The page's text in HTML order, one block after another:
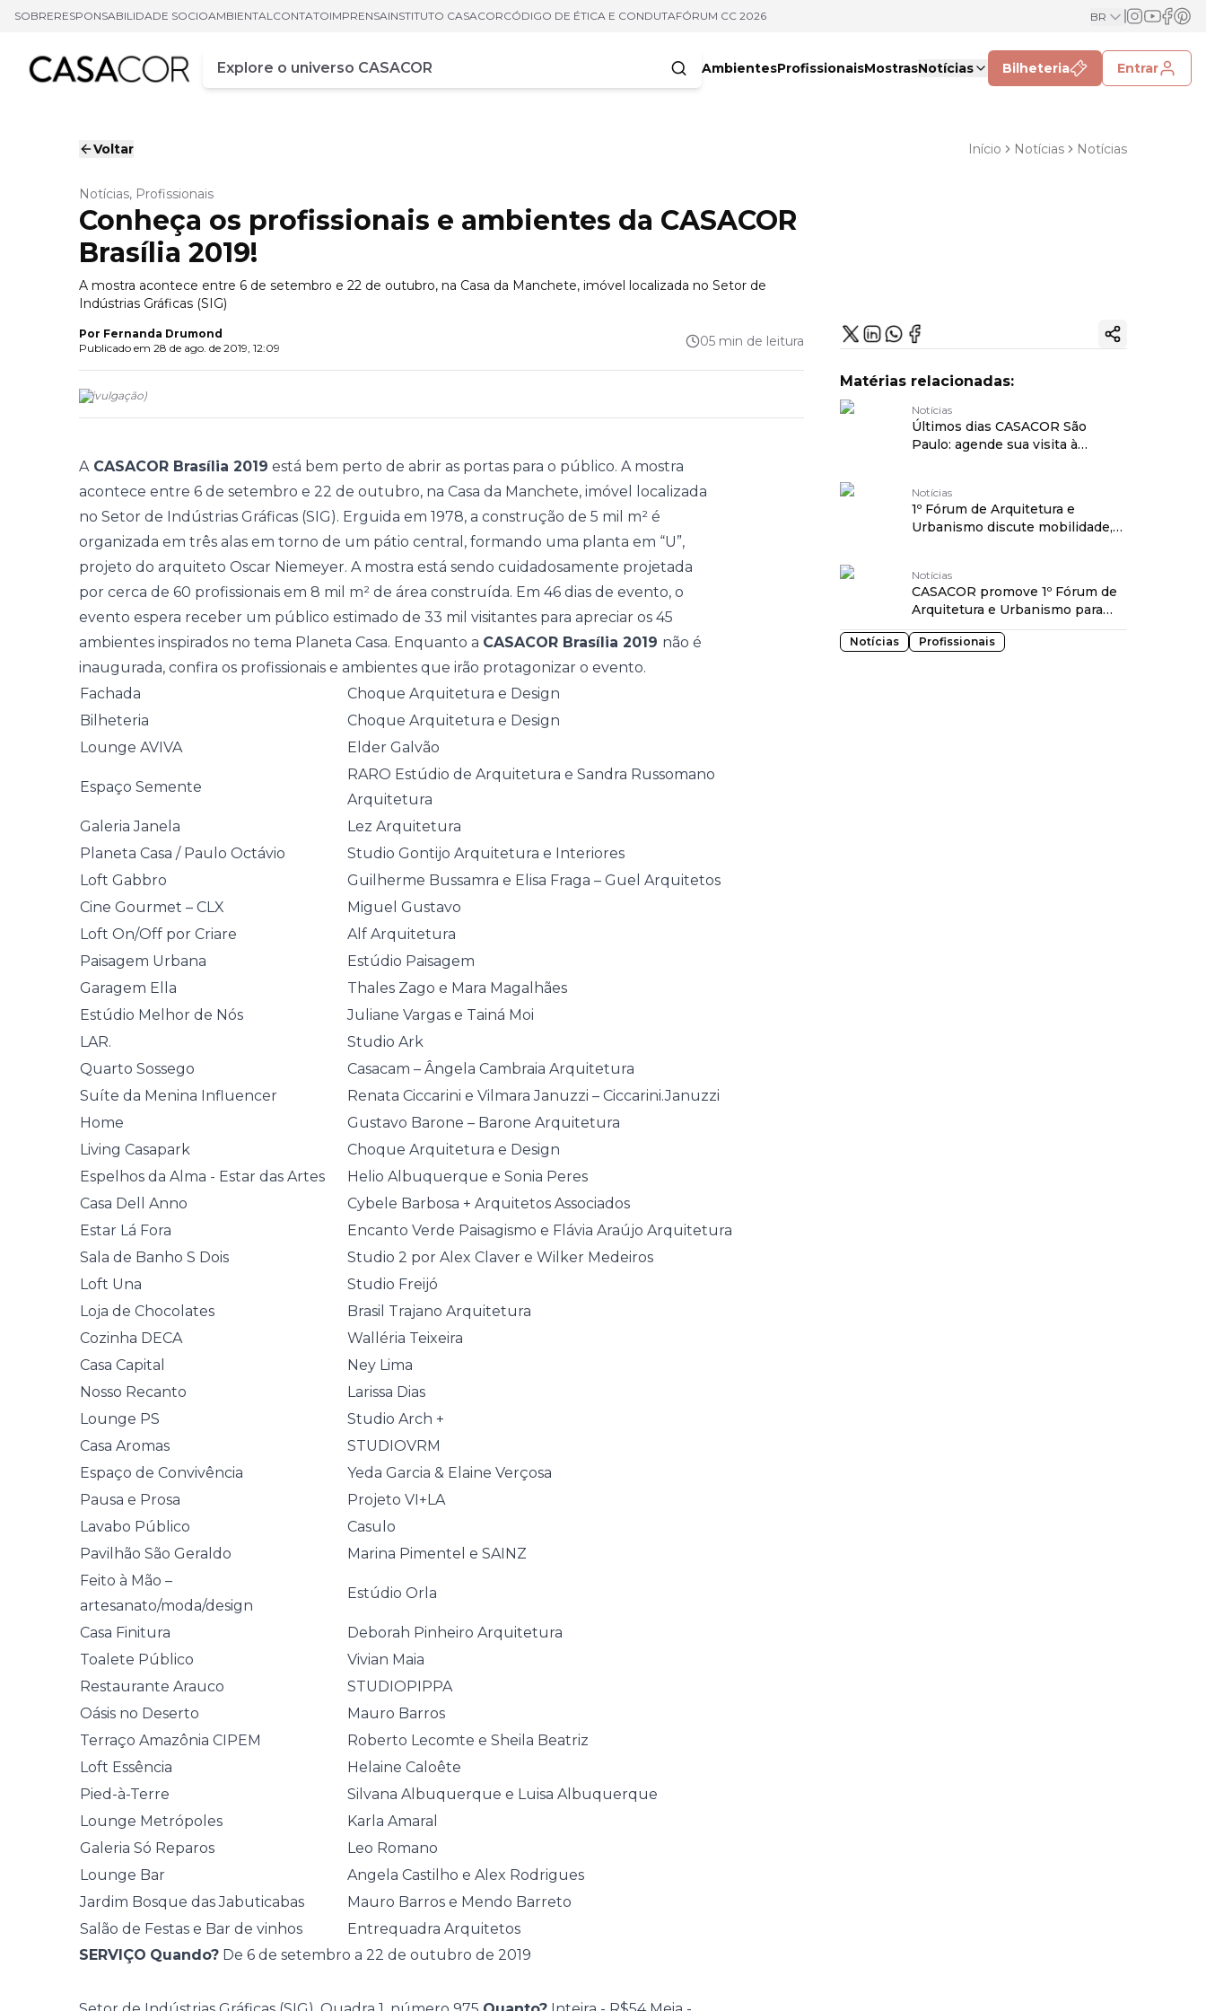
SOBRERESPONSABILIDADE SOCIOAMBIENTALCONTATOIMPRENSAINSTITUTO CASACORCÓDIGO DE ÉTICA E CONDUTAFÓRUM CC 2026 BR
Campo de busca
Digite pelo menos três caracteres
AmbientesProfissionaisMostrasNotícias Bilheteria Entrar
Voltar Início Notícias Notícias
Notícias, Profissionais
Conheça os profissionais e ambientes da CASACOR
Brasília 2019!
A mostra acontece entre 6 de setembro e 22 de outubro, na Casa da Manchete, imóvel localizada no Setor de
Indústrias Gráficas (SIG)
Por Fernanda Drumond
Publicado em 28 de ago. de 2019, 12:09 05 min de leitura
(Divulgação)
A CASACOR Brasília 2019 está bem perto de abrir as portas para o público. A mostra
acontece entre 6 de setembro e 22 de outubro, na Casa da Manchete, imóvel localizada
no Setor de Indústrias Gráficas (SIG). Erguida em 1978, a construção de 5 mil m² é
organizada em três alas em torno de um pátio central, formando uma planta em “U”,
projeto do arquiteto Oscar Niemeyer. A mostra está sendo cuidadosamente projetada
por cerca de 60 profissionais em 8 mil m² de área construída. Em 46 dias de evento, o
evento espera receber um público estimado de 33 mil visitantes para apreciar os 45
ambientes inspirados no tema Planeta Casa. Enquanto a CASACOR Brasília 2019 não é
inaugurada, confira os profissionais e ambientes que irão protagonizar o evento.
Fachada
Choque Arquitetura e Design
Bilheteria
Choque Arquitetura e Design
Lounge AVIVA
Elder Galvão
Espaço Semente
RARO Estúdio de Arquitetura e Sandra Russomano
Arquitetura
Galeria Janela
Lez Arquitetura
Planeta Casa / Paulo Octávio
Studio Gontijo Arquitetura e Interiores
Loft Gabbro
Guilherme Bussamra e Elisa Fraga – Guel Arquitetos
Cine Gourmet – CLX
Miguel Gustavo
Loft On/Off por Criare
Alf Arquitetura
Paisagem Urbana
Estúdio Paisagem
Garagem Ella
Thales Zago e Mara Magalhães
Estúdio Melhor de Nós
Juliane Vargas e Tainá Moi
LAR.
Studio Ark
Quarto Sossego
Casacam – Ângela Cambraia Arquitetura
Suíte da Menina Influencer
Renata Ciccarini e Vilmara Januzzi – Ciccarini.Januzzi
Home
Gustavo Barone – Barone Arquitetura
Living Casapark
Choque Arquitetura e Design
Espelhos da Alma - Estar das Artes
Helio Albuquerque e Sonia Peres
Casa Dell Anno
Cybele Barbosa + Arquitetos Associados
Estar Lá Fora
Encanto Verde Paisagismo e Flávia Araújo Arquitetura
Sala de Banho S Dois
Studio 2 por Alex Claver e Wilker Medeiros
Loft Una
Studio Freijó
Loja de Chocolates
Brasil Trajano Arquitetura
Cozinha DECA
Walléria Teixeira
Casa Capital
Ney Lima
Nosso Recanto
Larissa Dias
Lounge PS
Studio Arch +
Casa Aromas
STUDIOVRM
Espaço de Convivência
Yeda Garcia & Elaine Verçosa
Pausa e Prosa
Projeto VI+LA
Lavabo Público
Casulo
Pavilhão São Geraldo
Marina Pimentel e SAINZ
Feito à Mão –
artesanato/moda/design
Estúdio Orla
Casa Finitura
Deborah Pinheiro Arquitetura
Toalete Público
Vivian Maia
Restaurante Arauco
STUDIOPIPPA
Oásis no Deserto
Mauro Barros
Terraço Amazônia CIPEM
Roberto Lecomte e Sheila Beatriz
Loft Essência
Helaine Caloête
Pied-à-Terre
Silvana Albuquerque e Luisa Albuquerque
Lounge Metrópoles
Karla Amaral
Galeria Só Reparos
Leo Romano
Lounge Bar
Angela Castilho e Alex Rodrigues
Jardim Bosque das Jabuticabas
Mauro Barros e Mendo Barreto
Salão de Festas e Bar de vinhos
Entrequadra Arquitetos
SERVIÇO Quando? De 6 de setembro a 22 de outubro de 2019
Copiar link
Matérias relacionadas:
Notícias
Últimos dias CASACOR São
Paulo: agende sua visita à
Notícias
1º Fórum de Arquitetura e
Urbanismo discute mobilidade,
CASACOR São Paulo
Notícias
CASACOR promove 1º Fórum de
Arquitetura e Urbanismo para
discutir o futuro de São Paulo
Notícias Profissionais